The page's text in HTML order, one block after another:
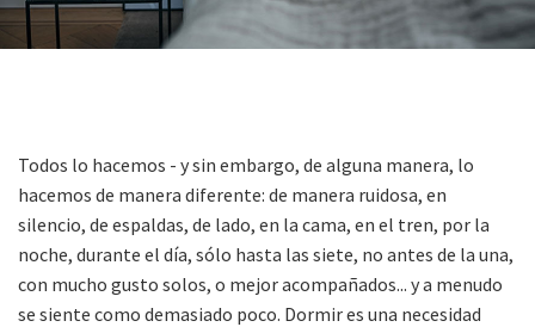
Todos lo hacemos - y sin embargo, de alguna manera, lo
hacemos de manera diferente: de manera ruidosa, en
silencio, de espaldas, de lado, en la cama, en el tren, por la
noche, durante el día, sólo hasta las siete, no antes de la una,
con mucho gusto solos, o mejor acompañados... y a menudo
se siente como demasiado poco. Dormir es una necesidad